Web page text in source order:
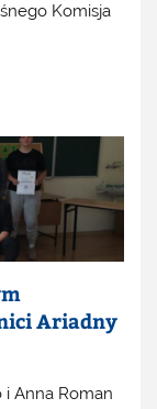
Komisja
Ariadny
Anna Roman